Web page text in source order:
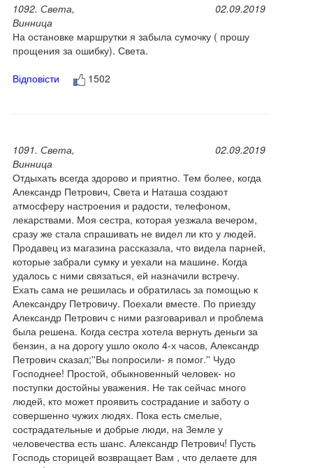
1092. Света,
Винница
02.09.2019
На остановке маршрутки я забыла сумочку ( прошу
прощения за ошибку). Света.
Відповісти
1502
1091. Света,
Винница
02.09.2019
Отдыхать всегда здорово и приятно. Тем более, когда
Александр Петрович, Света и Наташа создают
атмосферу настроения и радости, телефоном,
лекарствами. Моя сестра, которая уезжала вечером,
сразу же стала спрашивать не видел ли кто у людей.
Продавец из магазина рассказала, что видела парней,
которые забрали сумку и уехали на машине. Когда
удалось с ними связаться, ей назначили встречу.
Ехать сама не решилась и обратилась за помощью к
Александру Петровичу. Поехали вместе. По приезду
Александр Петрович с ними разговаривал и проблема
была решена. Когда сестра хотела вернуть деньги за
бензин, а на дорогу ушло около 4-х часов, Александр
Петрович сказал;''Вы попросили- я помог.'' Чудо
Господнее! Простой, обыкновенный человек- но
поступки достойны уважения. Не так сейчас много
людей, кто может проявить сострадание и заботу о
совершенно чужих людях. Пока есть смелые,
сострадательные и добрые люди, на Земле у
человечества есть шанс. Александр Петрович! Пусть
Господь сторицей возвращает Вам , что делаете для